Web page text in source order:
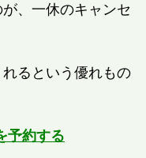
、一休のキャンセ
るという優れもの
予約する